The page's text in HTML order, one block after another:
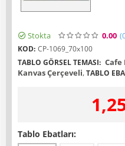
Stokta 0.00
KOD: CP-1069_70x100
TABLO GÖRSEL TEMASI: Cafe
Kanvas Çerçeveli,TABLO
Tablo Ebatları: